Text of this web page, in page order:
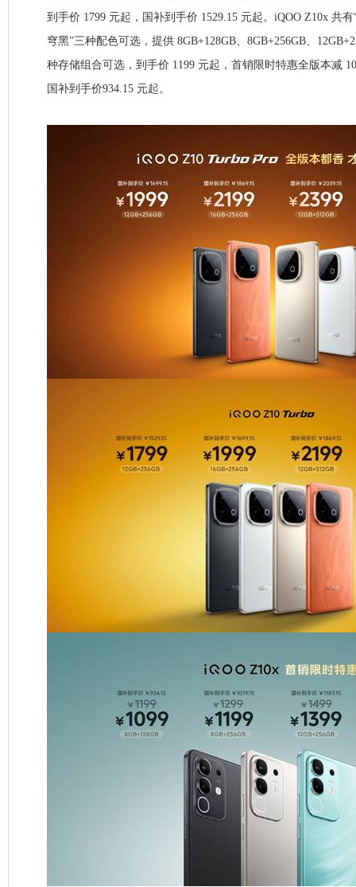
到手价 1799 元起，国补到手价 1529.15 元起。iQOO Z10x 共有
穹黑”三种配色可选，提供 8GB+128GB、8GB+256GB、
种存储组合可选，到手价 1199 元起，首销限时特惠全版本减
国补到手价934.15 元起。